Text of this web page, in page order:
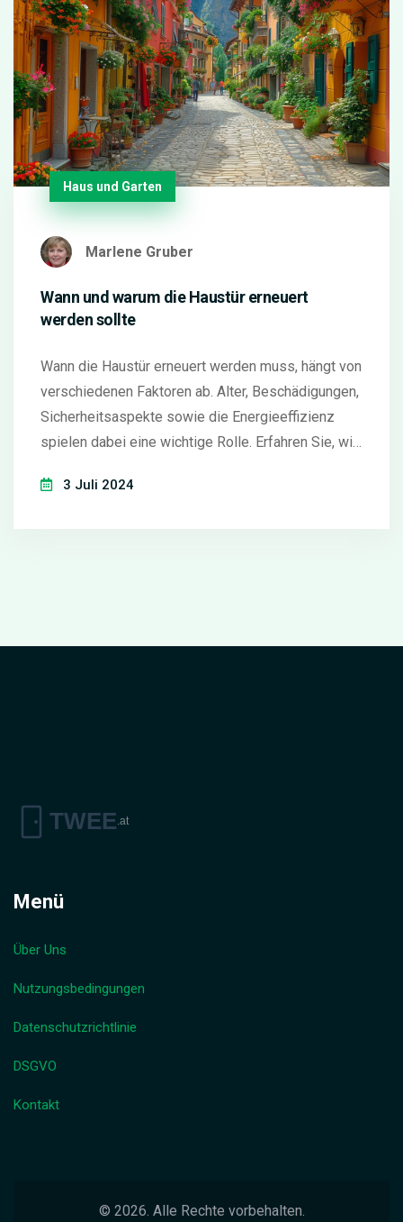
Haus und Garten
Marlene Gruber
Wann und warum die Haustür erneuert
werden sollte
Wann die Haustür erneuert werden muss, hängt von
verschiedenen Faktoren ab. Alter, Beschädigungen,
Sicherheitsaspekte sowie die Energieeffizienz
spielen dabei eine wichtige Rolle. Erfahren Sie, wie
wann eine Erneuerung sinnvoll ist.
3 Juli 2024
Menü
Über Uns
Nutzungsbedingungen
Datenschutzrichtlinie
DSGVO
Kontakt
© 2026. Alle Rechte vorbehalten.